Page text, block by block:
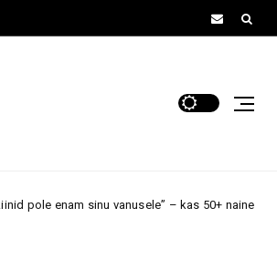
vanusele” – kas 50+ naine peaks rannas